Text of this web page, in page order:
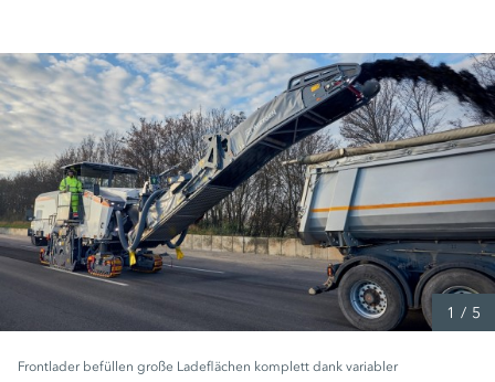
Frontlader befüllen große Ladeflächen komplett dank variabler
1 / 5